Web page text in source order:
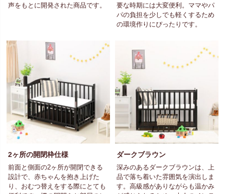
声をもとに開発された商品です。
要な時期には大変便利。ママやパ
パの負担を少しでも軽くするため
の環境作りにぴったりです。
2ヶ所の開閉枠仕様
前面と側面の2ヶ所が開閉できる
設計で、赤ちゃんを抱き上げた
り、おむつ替えをする際にとても
ダークブラウン
深みのあるダークブラウンは、上
品で落ち着いた雰囲気を演出しま
す。高級感がありながらも温かみ